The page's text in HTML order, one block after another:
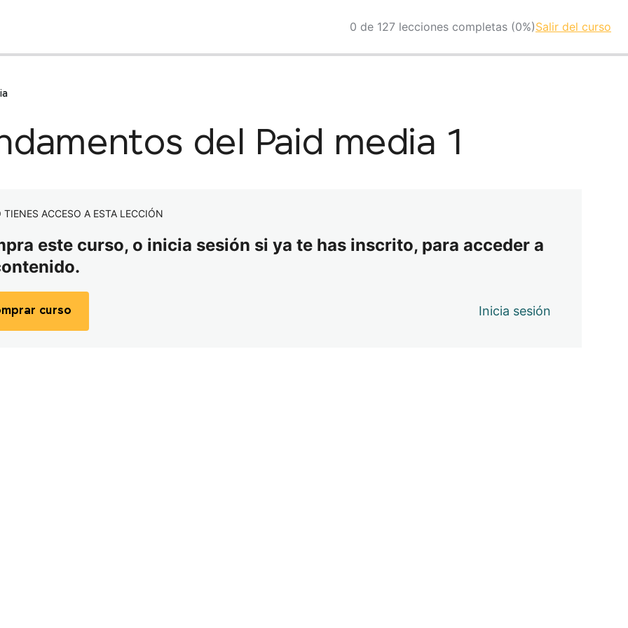
0 de 127 lecciones completas (0%)Salir del curso
del Paid media 1
TIENES ACCESO A ESTA LECCIÓN
este curso, o inicia sesión si ya te has inscrito, para acceder a
curso Inicia sesión